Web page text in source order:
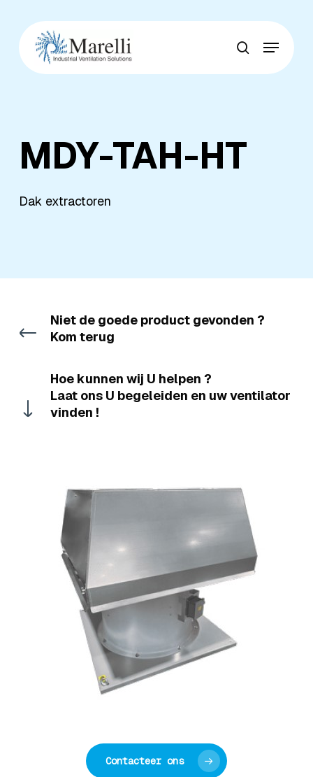
main
content
search
Menu
MDY-TAH-HT
Dak extractoren
Niet de goede product gevonden ?
Kom terug
Hoe kunnen wij U helpen ?
Laat ons U begeleiden en uw ventilator
vinden !
Contacteer ons
Close
Menu